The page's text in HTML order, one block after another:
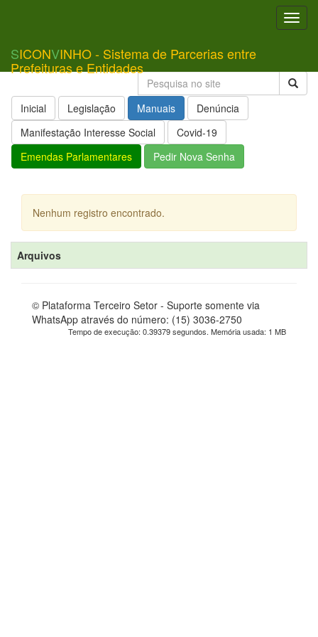
SICONVINHO - Sistema de Parcerias entre
Prefeituras e Entidades
Inicial Legislação Manuais
Denúncia
Manifestação Interesse Social
Covid-19
Emendas Parlamentares
Pedir Nova Senha
Nenhum registro encontrado.
Arquivos
© Plataforma Terceiro Setor - Suporte somente via
WhatsApp através do número: (15) 3036-2750
Tempo de execução: 0.39379 segundos. Memória usada: 1 MB